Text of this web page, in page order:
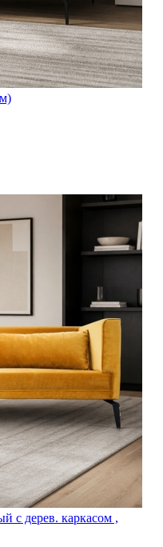
с дерев. каркасом ,